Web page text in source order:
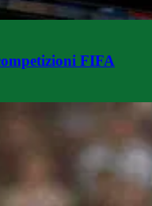
FIFA